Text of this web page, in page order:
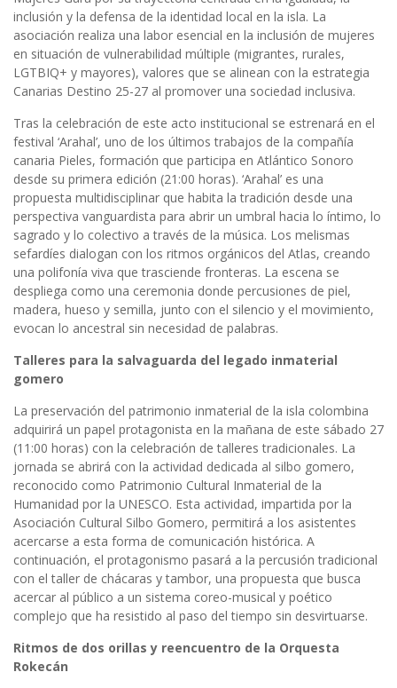
inclusión y la defensa de la identidad local en la isla. La
asociación realiza una labor esencial en la inclusión de mujeres
en situación de vulnerabilidad múltiple (migrantes, rurales,
LGTBIQ+ y mayores), valores que se alinean con la estrategia
Canarias Destino 25-27 al promover una sociedad inclusiva.
Tras la celebración de este acto institucional se estrenará en el
festival ‘Arahal’, uno de los últimos trabajos de la compañía
canaria Pieles, formación que participa en Atlántico Sonoro
desde su primera edición (21:00 horas). ‘Arahal’ es una
propuesta multidisciplinar que habita la tradición desde una
perspectiva vanguardista para abrir un umbral hacia lo íntimo, lo
sagrado y lo colectivo a través de la música. Los melismas
sefardíes dialogan con los ritmos orgánicos del Atlas, creando
una polifonía viva que trasciende fronteras. La escena se
despliega como una ceremonia donde percusiones de piel,
madera, hueso y semilla, junto con el silencio y el movimiento,
evocan lo ancestral sin necesidad de palabras.
Talleres para la salvaguarda del legado inmaterial
gomero
La preservación del patrimonio inmaterial de la isla colombina
adquirirá un papel protagonista en la mañana de este sábado 27
(11:00 horas) con la celebración de talleres tradicionales. La
jornada se abrirá con la actividad dedicada al silbo gomero,
reconocido como Patrimonio Cultural Inmaterial de la
Humanidad por la UNESCO. Esta actividad, impartida por la
Asociación Cultural Silbo Gomero, permitirá a los asistentes
acercarse a esta forma de comunicación histórica. A
continuación, el protagonismo pasará a la percusión tradicional
con el taller de chácaras y tambor, una propuesta que busca
acercar al público a un sistema coreo-musical y poético
complejo que ha resistido al paso del tiempo sin desvirtuarse.
Ritmos de dos orillas y reencuentro de la Orquesta
Rokecán